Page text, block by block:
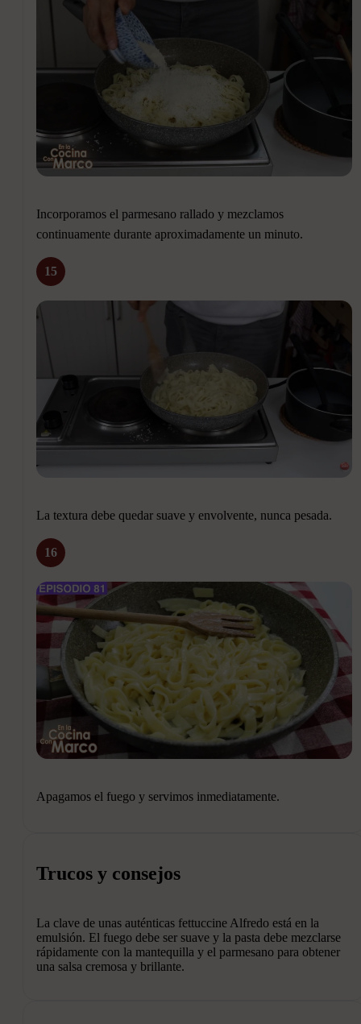
Incorporamos el parmesano rallado y mezclamos
continuamente durante aproximadamente un minuto.
15
La textura debe quedar suave y envolvente, nunca pesada.
16
Apagamos el fuego y servimos inmediatamente.
Trucos y consejos
La clave de unas auténticas fettuccine Alfredo está en la
emulsión. El fuego debe ser suave y la pasta debe mezclarse
rápidamente con la mantequilla y el parmesano para obtener
una salsa cremosa y brillante.